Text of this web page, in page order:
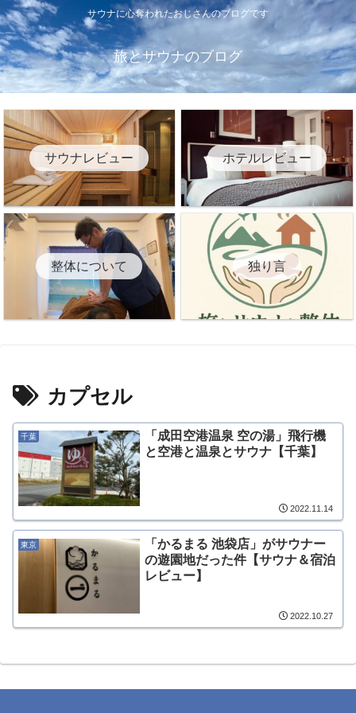
サウナに心奪われたおじさんのブログです
旅とサウナのブログ
サウナレビュー ホテルレビュー
整体について 独り言
カプセル
千葉
「成田空港温泉 空の湯」飛行機
と空港と温泉とサウナ【千葉】
2022.11.14
東京
「かるまる 池袋店」がサウナー
の遊園地だった件【サウナ＆宿泊
レビュー】
2022.10.27